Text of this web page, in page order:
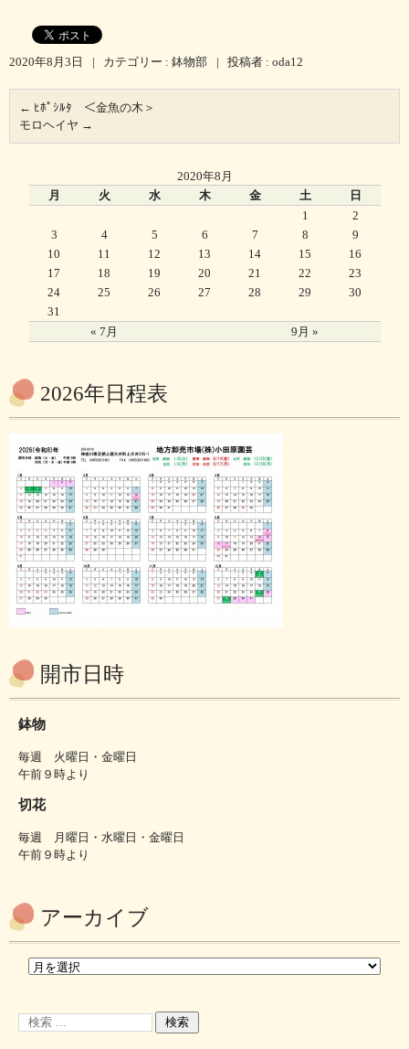
2020年8月3日 | カテゴリー : 鉢物部 | 投稿者 : oda12
← ﾋﾎﾟｼﾙﾀ ＜金魚の木＞
モロヘイヤ →
2020年8月
月
火 水 木 金 土 日
« 7月 9月 »
1
2
3
4 5 6 7 8
9
10
11 12 13 14 15
16
17
18 19 20 21 22
23
24
25 26 27 28 29
30
31
2026年日程表
開市日時
鉢物
毎週 火曜日・金曜日
午前９時より
切花
毎週 月曜日・水曜日・金曜日
午前９時より
アーカイブ